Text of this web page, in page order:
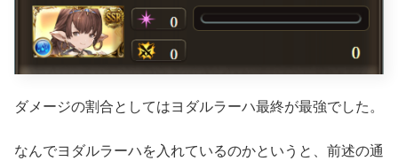
ダメージの割合としてはヨダルラーハ最終が最強でした。
なんでヨダルラーハを入れているのかというと、前述の通